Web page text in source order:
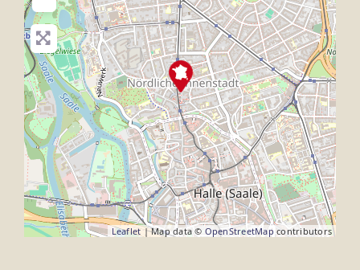
Leaflet | Map data © OpenStreetMap contributors